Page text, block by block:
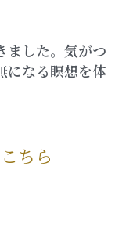
ました。気がつ
になる瞑想を体
こちら